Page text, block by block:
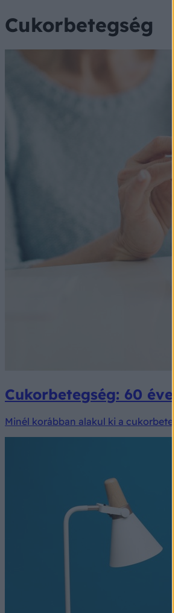
Cukorbetegség
Cukorbetegség: 60
Minél korábban alakul ki a